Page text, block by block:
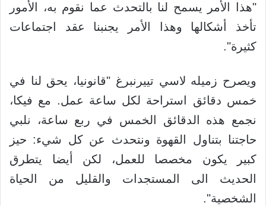
"هذا الأمر يسمح لنا بالتحدث عما نقوم به، الأمور
تأخذ أشكالها وهذا الأمر يجنبنا عقد اجتماعات
كثيرة".
ويصرح زميله لاسي تييرنبرغ "قانونيا، يحق لنا في
خمس دقائق استراحة لكل ساعة عمل. مع فيكا،
نجمع هذه الدقائق الخمس في ربع ساعة، نلبي
حاجتنا بتناول القهوة ونتحدث عن كل شيء: حيز
كبير يكون مخصصا للعمل، لكن أيضا يتطرق
الحديث الى المستجدات والقليل من الحياة
الشخصية".